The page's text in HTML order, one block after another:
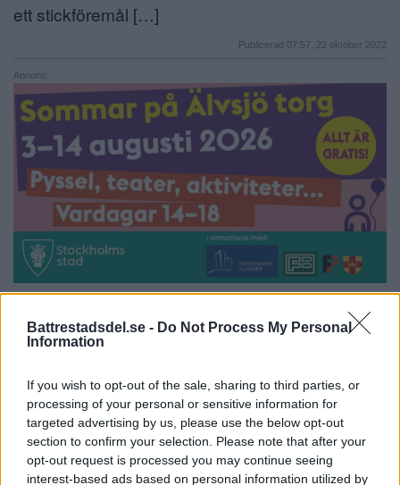
Battrestadsdel.se - Do Not Process My Personal
Information
If you wish to opt-out of the sale, sharing to third parties, or
processing of your personal or sensitive information for
targeted advertising by us, please use the below opt-out
section to confirm your selection. Please note that after your
opt-out request is processed you may continue seeing
interest-based ads based on personal information utilized by
ett stickföremål […]
Publicerad 07:57, 22 oktober 2022
Annons:
ÄLVSJÖ POLISNOTIS
Tidigt på tisdagsmorgonen ryckte polis och
ambulans ut […]
Publicerad 21:10, 26 juli 2022